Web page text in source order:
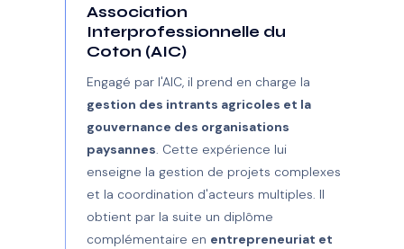
Association
Interprofessionnelle du
Coton (AIC)
Engagé par l'AIC, il prend en charge la
gestion des intrants agricoles et la
gouvernance des organisations
paysannes. Cette expérience lui
enseigne la gestion de projets complexes
et la coordination d'acteurs multiples. Il
obtient par la suite un diplôme
complémentaire en entrepreneuriat et